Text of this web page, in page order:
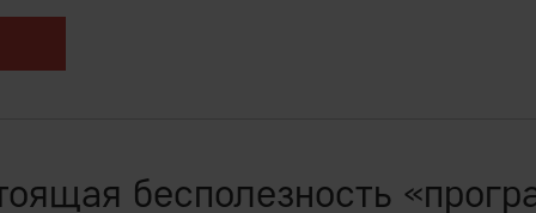
бесполезность